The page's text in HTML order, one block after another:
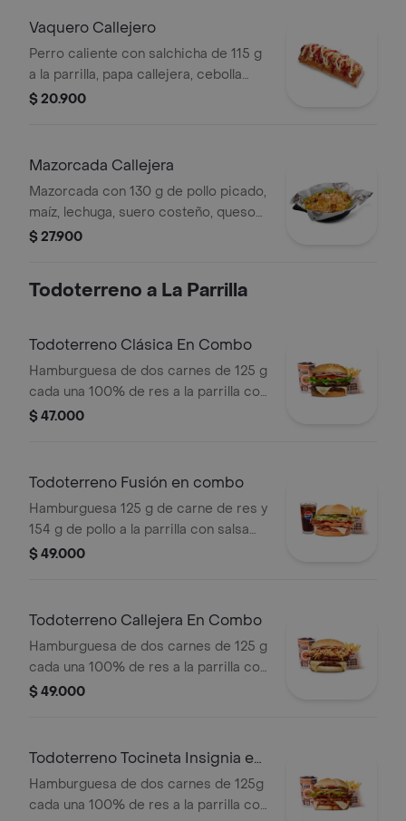
Vaquero Callejero
Perro caliente con salchicha de 115 g
a la parrilla, papa callejera, cebolla
picada, salsa blanca, salsa de tomate
$ 20.900
Mazorcada Callejera
Mazorcada con 130 g de pollo picado,
maíz, lechuga, suero costeño, queso
costeño, salsa BBQ, salsa Corral,
$ 27.900
Todoterreno a La Parrilla
Todoterreno Clásica En Combo
Hamburguesa de dos carnes de 125 g
cada una 100% de res a la parrilla con
salsa bbq, queso mozzarella, lechuga,
$ 47.000
Todoterreno Fusión en combo
Hamburguesa 125 g de carne de res y
154 g de pollo a la parrilla con salsa
BBQ, tocineta, queso mozzarella,
medianas (Corral o cascos) + bebida
$ 49.000
Todoterreno Callejera En Combo
Hamburguesa de dos carnes de 125 g
cada una 100% de res a la parrilla con
salsa bbq, tocineta, queso mozzarella,
$ 49.000
Todoterreno Tocineta Insignia en
combo
Hamburguesa de dos carnes de 125g
cada una 100% de res a la parrilla con